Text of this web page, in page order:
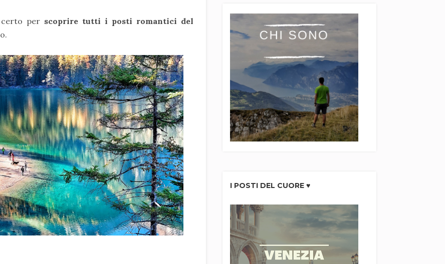
certo per scoprire tutti i posti romantici del
I POSTI DEL CUORE ♥